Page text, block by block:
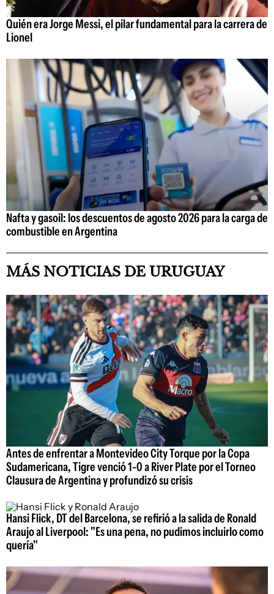
Quién era Jorge Messi, el pilar fundamental para la carrera de
Lionel
Nafta y gasoil: los descuentos de agosto 2026 para la carga de
combustible en Argentina
MÁS NOTICIAS DE URUGUAY
Antes de enfrentar a Montevideo City Torque por la Copa
Sudamericana, Tigre venció 1-0 a River Plate por el Torneo
Clausura de Argentina y profundizó su crisis
Hansi Flick, DT del Barcelona, se refirió a la salida de Ronald
Araujo al Liverpool: "Es una pena, no pudimos incluirlo como
quería"